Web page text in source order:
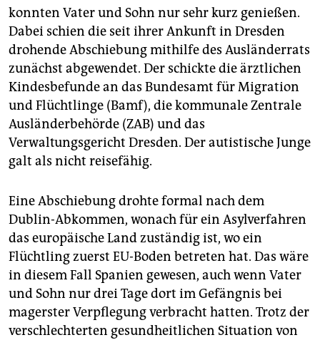
konnten Vater und Sohn nur sehr kurz genießen.
Dabei schien die seit ihrer Ankunft in Dresden
drohende Abschiebung mithilfe des Ausländerrats
zunächst abgewendet. Der schickte die ärztlichen
Kindesbefunde an das Bundesamt für Migration
und Flüchtlinge (Bamf), die kommunale Zentrale
Ausländerbehörde (ZAB) und das
Verwaltungsgericht Dresden. Der autistische Junge
galt als nicht reisefähig.
Eine Abschiebung drohte formal nach dem
Dublin-Abkommen, wonach für ein Asylverfahren
das europäische Land zuständig ist, wo ein
Flüchtling zuerst EU-Boden betreten hat. Das wäre
in diesem Fall Spanien gewesen, auch wenn Vater
und Sohn nur drei Tage dort im Gefängnis bei
magerster Verpflegung verbracht hatten. Trotz der
verschlechterten gesundheitlichen Situation von